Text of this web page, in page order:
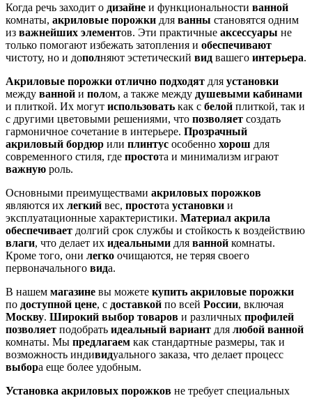
Когда речь заходит о дизайне и функциональности ванной
комнаты, акриловые порожки для ванны становятся одним
из важнейших элементов. Эти практичные аксессуары не
только помогают избежать затопления и обеспечивают
чистоту, но и дополняют эстетический вид вашего интерьера.
Акриловые порожки отлично подходят для установки
между ванной и полом, а также между душевыми кабинами
и плиткой. Их могут использовать как с белой плиткой, так и
с другими цветовыми решениями, что позволяет создать
гармоничное сочетание в интерьере. Прозрачный
акриловый бордюр или плинтус особенно хорош для
современного стиля, где простота и минимализм играют
важную роль.
Основными преимуществами акриловых порожков
являются их легкий вес, простота установки и
эксплуатационные характеристики. Материал акрила
обеспечивает долгий срок службы и стойкость к воздействию
влаги, что делает их идеальными для ванной комнаты.
Кроме того, они легко очищаются, не теряя своего
первоначального вида.
В нашем магазине вы можете купить акриловые порожки
по доступной цене, с доставкой по всей России, включая
Москву. Широкий выбор товаров и различных профилей
позволяет подобрать идеальный вариант для любой ванной
комнаты. Мы предлагаем как стандартные размеры, так и
возможность индивидуального заказа, что делает процесс
выбора еще более удобным.
Установка акриловых порожков не требует специальных